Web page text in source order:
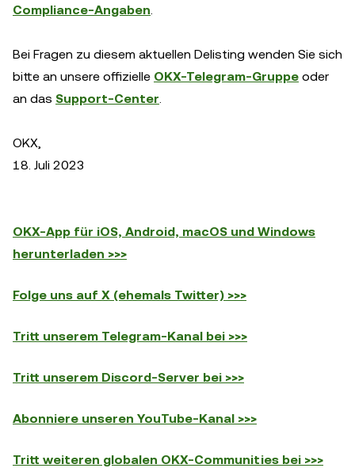
Compliance-Angaben.
Bei Fragen zu diesem aktuellen Delisting wenden Sie sich
bitte an unsere offizielle OKX-Telegram-Gruppe oder
an das Support-Center.
OKX,
18. Juli 2023
OKX-App für iOS, Android, macOS und Windows
herunterladen >>>
Folge uns auf X (ehemals Twitter) >>>
Tritt unserem Telegram-Kanal bei >>>
Tritt unserem Discord-Server bei >>>
Abonniere unseren YouTube-Kanal >>>
Tritt weiteren globalen OKX-Communities bei >>>